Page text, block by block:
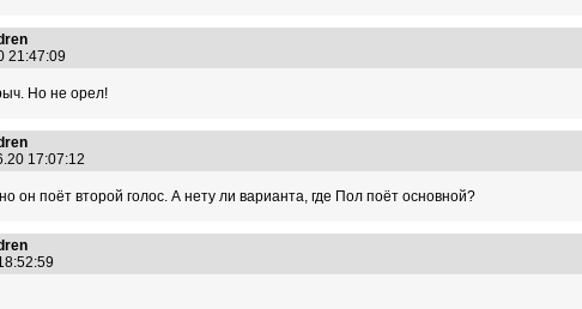
21:47:09
Но не орел!
17:07:12
он поёт второй голос. А нету ли варианта, где Пол поёт основной?